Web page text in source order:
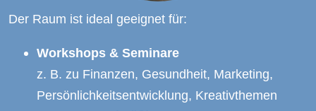
Der Raum ist ideal geeignet für:
Workshops & Seminare
z. B. zu Finanzen, Gesundheit, Marketing,
Persönlichkeitsentwicklung, Kreativthemen